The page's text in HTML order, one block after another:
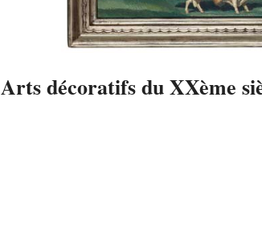
Arts décoratifs du XXème